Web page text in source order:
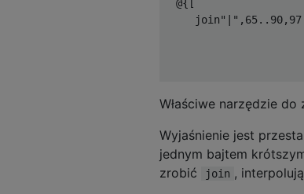
@{[
Właściwe narzędzie do
Wyjaśnienie jest
jednym bajtem
zrobić
join ,